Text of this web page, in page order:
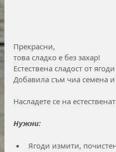
Прекрасни,
това сладко е без захар!
Естествена сладост от
Добавила съм чиа семена и
Насладете се на
Нужни:
Ягоди измити,